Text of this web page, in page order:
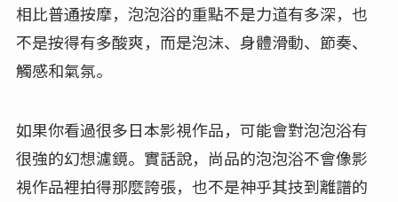
相比普通按摩，泡泡浴的重點不是力道有多深，也
不是按得有多酸爽，而是泡沫、身體滑動、節奏、
觸感和氣氛。
如果你看過很多日本影視作品，可能會對泡泡浴有
很強的幻想濾鏡。實話說，尚品的泡泡浴不會像影
視作品裡拍得那麼誇張，也不是神乎其技到離譜的